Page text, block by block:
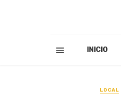
INICIO
LOCAL